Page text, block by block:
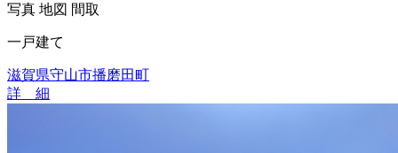
写真 地図 間取
一戸建て
滋賀県守山市播磨田町
詳 細